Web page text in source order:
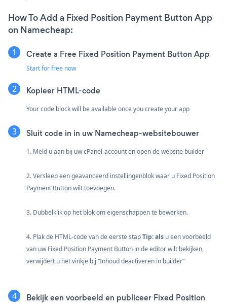
How To Add a Fixed Position Payment Button App
on Namecheap:
Create a Free Fixed Position Payment Button App
Start for free now
Kopieer HTML-code
Your code block will be available once you create your app
Sluit code in in uw Namecheap-websitebouwer
1. Meld u aan bij uw cPanel-account en open de website builder
2. Versleep een geavanceerd instellingenblok waar u Fixed Position
Payment Button wilt toevoegen.
3. Dubbelklik op het blok om eigenschappen te bewerken.
4. Plak de HTML-code van de eerste stapTip: als u een voorbeeld
van uw Fixed Position Payment Button in de editor wilt bekijken,
verwijdert u het vinkje bij “Inhoud deactiveren in builder”
Bekijk een voorbeeld en publiceer Fixed Position